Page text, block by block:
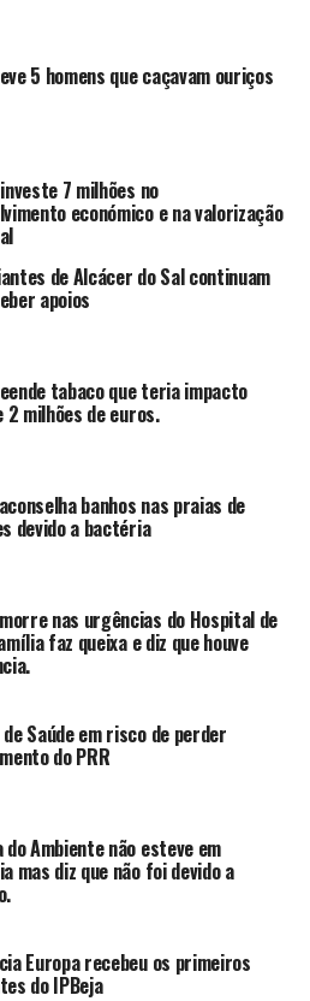
5 homens que caçavam ouriços
7 milhões no
económico e na valorização
de Alcácer do Sal continuam
apoios
tabaco que teria impacto
2 milhões de euros.
banhos nas praias de
devido a bactéria
nas urgências do Hospital de
faz queixa e diz que houve
Saúde em risco de perder
do PRR
Ambiente não esteve em
mas diz que não foi devido a
Europa recebeu os primeiros
do IPBeja